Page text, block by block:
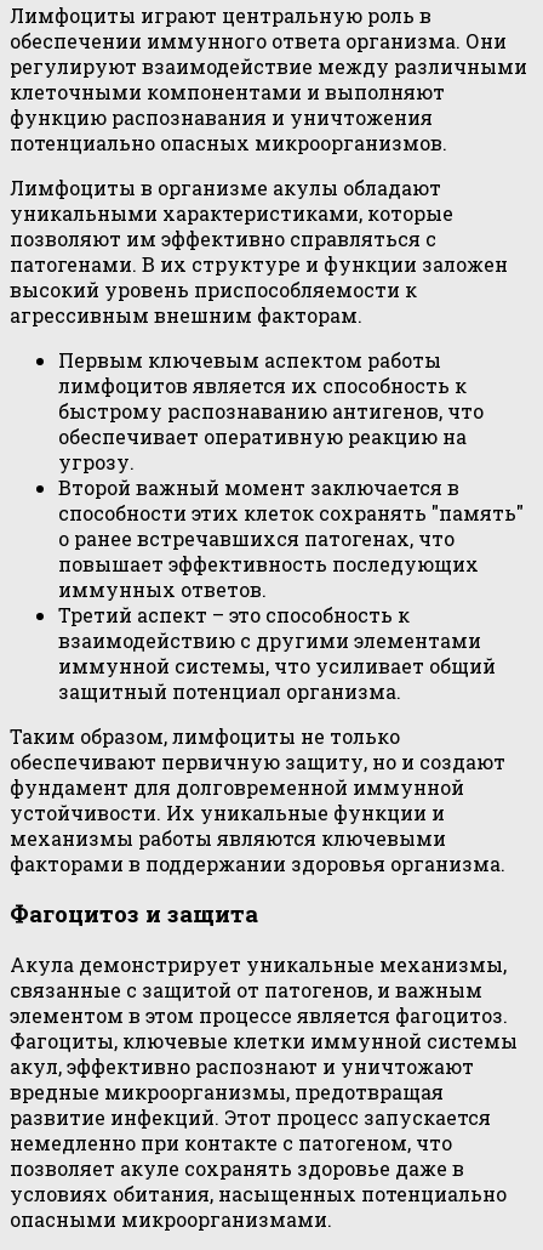
Лимфоциты играют центральную роль в
обеспечении иммунного ответа организма. Они
регулируют взаимодействие между различными
клеточными компонентами и выполняют
функцию распознавания и уничтожения
потенциально опасных микроорганизмов.
Лимфоциты в организме акулы обладают
уникальными характеристиками, которые
позволяют им эффективно справляться с
патогенами. В их структуре и функции заложен
высокий уровень приспособляемости к
агрессивным внешним факторам.
Первым ключевым аспектом работы
лимфоцитов является их способность к
быстрому распознаванию антигенов, что
обеспечивает оперативную реакцию на
угрозу.
Второй важный момент заключается в
способности этих клеток сохранять "память"
о ранее встречавшихся патогенах, что
повышает эффективность последующих
иммунных ответов.
Третий аспект – это способность к
взаимодействию с другими элементами
иммунной системы, что усиливает общий
защитный потенциал организма.
Таким образом, лимфоциты не только
обеспечивают первичную защиту, но и создают
фундамент для долговременной иммунной
устойчивости. Их уникальные функции и
механизмы работы являются ключевыми
факторами в поддержании здоровья организма.
Фагоцитоз и защита
Акула демонстрирует уникальные механизмы,
связанные с защитой от патогенов, и важным
элементом в этом процессе является фагоцитоз.
Фагоциты, ключевые клетки иммунной системы
акул, эффективно распознают и уничтожают
вредные микроорганизмы, предотвращая
развитие инфекций. Этот процесс запускается
немедленно при контакте с патогеном, что
позволяет акуле сохранять здоровье даже в
условиях обитания, насыщенных потенциально
опасными микроорганизмами.